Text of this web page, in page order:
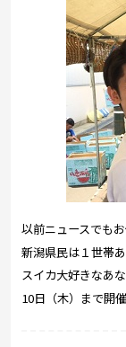
以前ニュースでも
新潟県民は１世帯
スイカ大好きなあ
10日（木）まで開